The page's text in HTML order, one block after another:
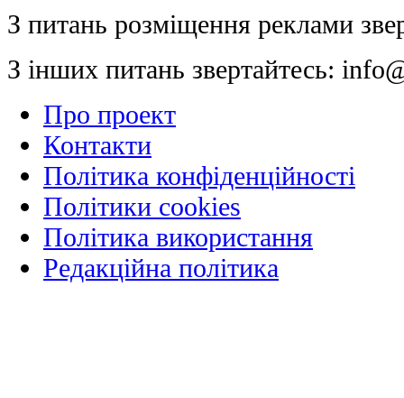
З питань розміщення реклами
З інших питань звертайтесь:
Про проект
Контакти
Політика конфіденційності
Політики cookies
Політика використання
Редакційна політика